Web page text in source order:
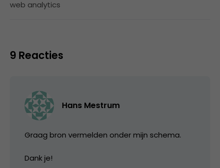
web analytics
9 Reacties
Hans Mestrum
Graag bron vermelden onder mijn schema.
Dank je!